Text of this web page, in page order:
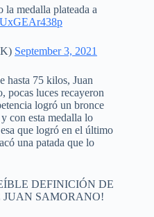
medalla plateada a
September 3, 2021
hasta 75 kilos, Juan
pocas luces recayeron
logró un bronce
con esta medalla lo
que logró en el último
una patada que lo
DEFINICIÓN DE
SAMORANO!